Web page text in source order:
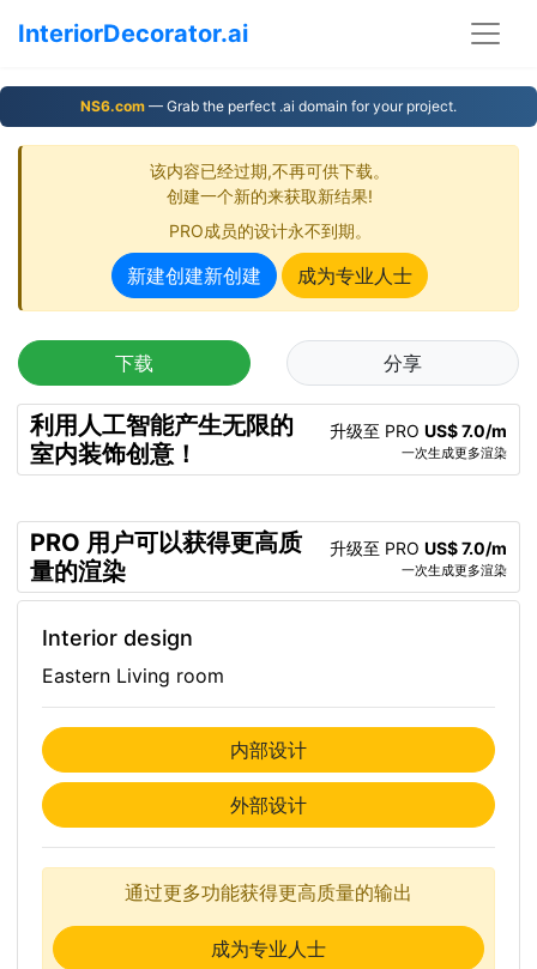
InteriorDecorator.ai
NS6.com — Grab the perfect .ai domain for your project.
该内容已经过期,不再可供下载。
创建一个新的来获取新结果!
PRO成员的设计永不到期。
新建创建新创建 成为专业人士
下载 分享
利用人工智能产生无限的
室内装饰创意！
升级至 PRO US$ 7.0/m
一次生成更多渲染
PRO 用户可以获得更高质
量的渲染
升级至 PRO US$ 7.0/m
一次生成更多渲染
Interior design
Eastern Living room
内部设计
外部设计
通过更多功能获得更高质量的输出
成为专业人士